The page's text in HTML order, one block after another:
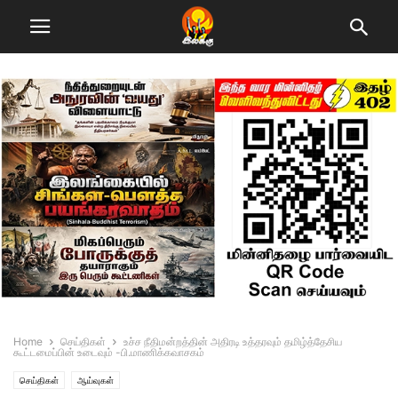
Home செய்திகள்
உச்ச நீதிமன்றத்தின் அதிரடி உத்தரவும் தமிழ்த்தேசிய
கூட்டமைப்பின் உடைவும் -பி.மாணிக்கவாசகம்
செய்திகள் ஆய்வுகள்